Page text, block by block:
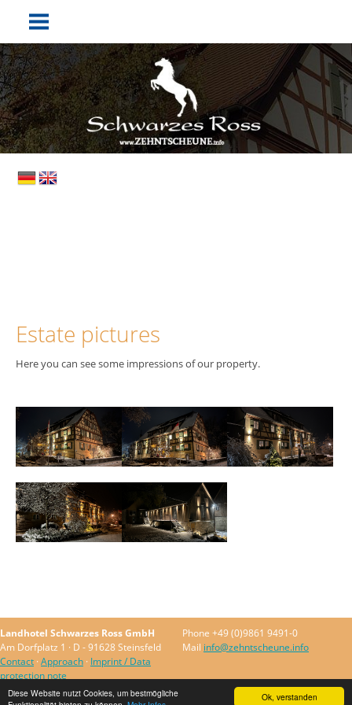
Ok, verstanden
Diese Website nutzt Cookies, um bestmögliche
Estate pictures
Here you can see some impressions of our property.
Landhotel Schwarzes Ross GmbH
Am Dorfplatz 1 · D - 91628 Steinsfeld
Contact ·Approach · Imprint / Data
protection note
Phone +49 (0)9861 9491-0
Mail info@zehntscheune.info